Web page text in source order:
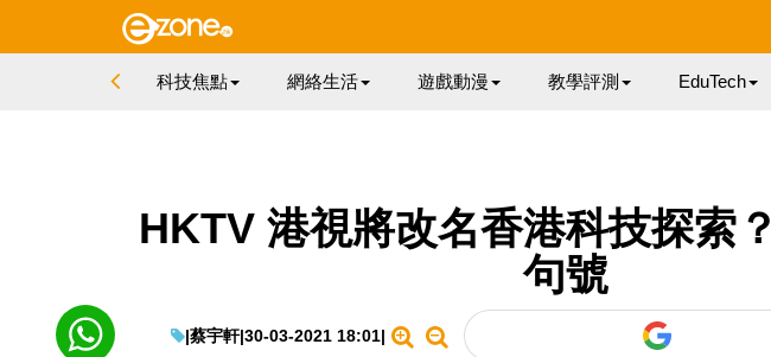
科技焦點 網絡生活 遊戲動漫 教學評測 EduTech
HKTV 港視將改名香港科技探索
句號
|蔡宇軒|30-03-2021 18:01|